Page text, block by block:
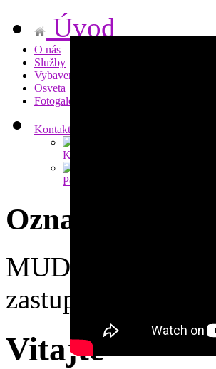
Úvod
O nás
Služby
Vybavenie
Osveta
Fotogaléria
Kontakty
Katarína
Peter
Oznam:
MUDr. Katarína
zastupuje MUDr.
Vitajte